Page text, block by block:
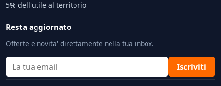
5% dell'utile al territorio
Resta aggiornato
Offerte e novita' direttamente nella tua inbox.
Iscriviti